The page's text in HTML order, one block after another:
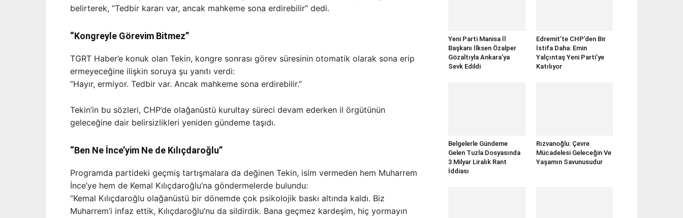
belirterek, “Tedbir kararı var, ancak mahkeme sona erdirebilir” dedi.
“Kongreyle Görevim Bitmez”
TGRT Haber’e konuk olan Tekin, kongre sonrası görev süresinin otomatik olarak sona erip
ermeyeceğine ilişkin soruya şu yanıtı verdi:
“Hayır, ermiyor. Tedbir var. Ancak mahkeme sona erdirebilir.”
Tekin’in bu sözleri, CHP’de olağanüstü kurultay süreci devam ederken il örgütünün
geleceğine dair belirsizlikleri yeniden gündeme taşıdı.
“Ben Ne İnce’yim Ne de Kılıçdaroğlu”
Programda partideki geçmiş tartışmalara da değinen Tekin, isim vermeden hem Muharrem
İnce’ye hem de Kemal Kılıçdaroğlu’na göndermelerde bulundu:
“Kemal Kılıçdaroğlu olağanüstü bir dönemde çok psikolojik baskı altında kaldı. Biz
Muharrem’i infaz ettik, Kılıçdaroğlu’nu da sildirdik. Bana geçmez kardeşim, hiç yormayın
Yeni Parti Manisa İl
Başkanı İlksen Özalper
Gözaltıyla Ankara’ya
Sevk Edildi
Edremit’te CHP’den Bir
İstifa Daha: Emin
Yalçıntaş Yeni Parti’ye
Katılıyor
Belgelerle Gündeme
Gelen Tuzla Dosyasında
3 Milyar Liralık Rant
İddiası
Rızvanoğlu: Çevre
Mücadelesi Geleceğin Ve
Yaşamın Savunusudur